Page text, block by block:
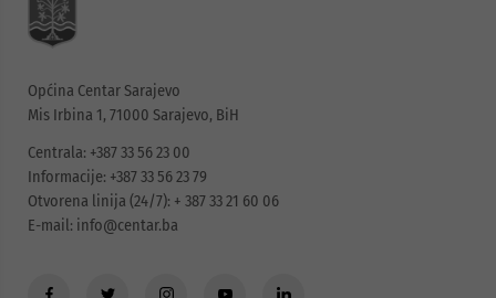
Općina Centar Sarajevo
Mis Irbina 1, 71000 Sarajevo, BiH
Centrala: +387 33 56 23 00
Informacije: +387 33 56 23 79
Otvorena linija (24/7): + 387 33 21 60 06
E-mail: info@centar.ba